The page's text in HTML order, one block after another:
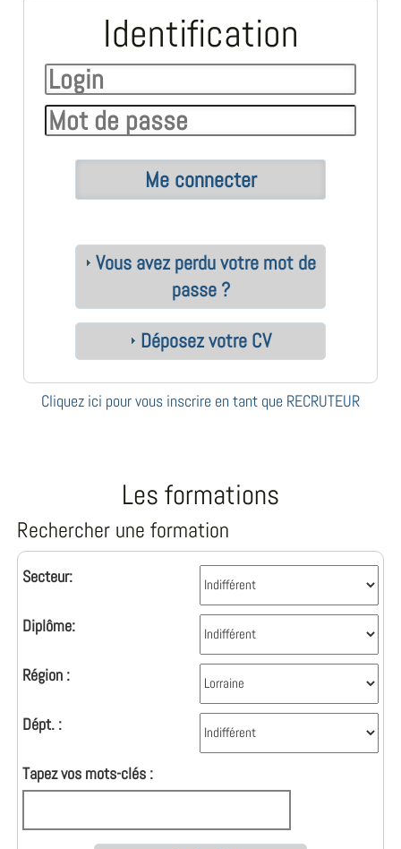
Identification
Vous avez perdu votre mot de
passe ?
Déposez votre CV
Cliquez ici pour vous inscrire en tant que RECRUTEUR
Les formations
Rechercher une formation
Secteur:
Diplôme:
Région :
Dépt. :
Tapez vos mots-clés :